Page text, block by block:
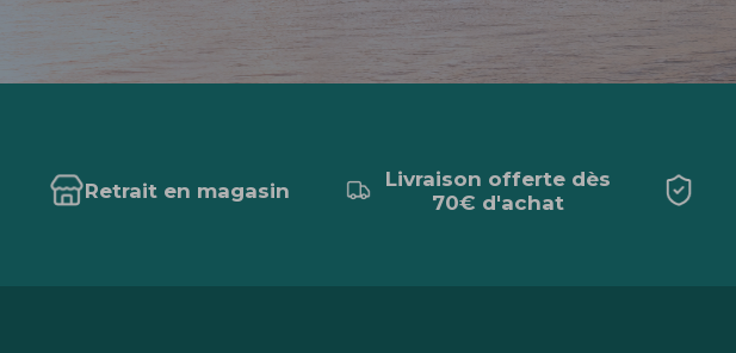
Retrait en magasin
Livraison offerte dès
70€ d'achat